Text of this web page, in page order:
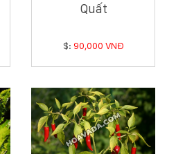
Quất
$: 90,000 VNĐ